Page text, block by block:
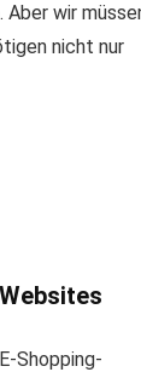
wir
nicht nur
Shopping-